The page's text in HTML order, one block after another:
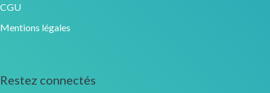
CGU
Mentions légales
Restez connectés